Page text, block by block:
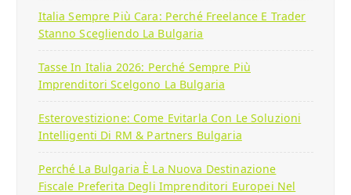
Italia Sempre Più Cara: Perché Freelance E Trader
Stanno Scegliendo La Bulgaria
Tasse In Italia 2026: Perché Sempre Più
Imprenditori Scelgono La Bulgaria
Esterovestizione: Come Evitarla Con Le Soluzioni
Intelligenti Di RM & Partners Bulgaria
Perché La Bulgaria È La Nuova Destinazione
Fiscale Preferita Degli Imprenditori Europei Nel